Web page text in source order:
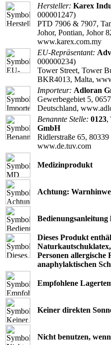
Hersteller: Karex
000001247)
PTD 7906 & 7907,
Johor, Pontian, Johor
www.karex.com.my
EU-Repräsentant:
000000234)
Tower Street, Tower
BKR4013, Malta,
Importeur: Adloran
Gewerbegebiet 5,
Deutschland,
Benannte Stelle: 0123,
GmbH
Ridlerstraße 65,
www.de.tuv.com
Medizinprodukt
Achtung:
Bedienungsanleitung
Dieses Produkt
Personen allergische
anaphylaktischen
Empfohlene
Keiner direkten
Nicht benutzen,